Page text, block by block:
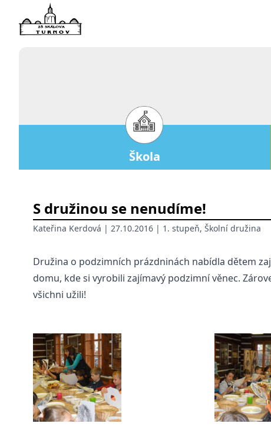
Škola
S družinou se nenudíme!
Kateřina Kerdová | 27.10.2016 | 1. stupeň, Školní družina
Družina o podzimních prázdninách nabídla dětem
domu, kde si vyrobili zajímavý podzimní věnec.
všichni užili!